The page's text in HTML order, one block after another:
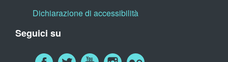
Dichiarazione di accessibilità
Seguici su